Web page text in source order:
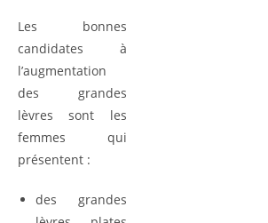
Les bonnes
candidates à
l’augmentation
des grandes
lèvres sont les
femmes qui
présentent :
des grandes